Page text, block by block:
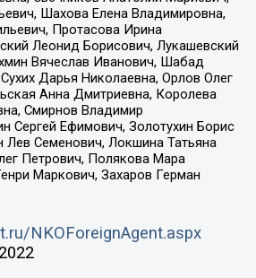
Шахова Елена Владимировна,
Протасова Ирина
Леонид Борисович, Лукашевский
Вячеслав Иванович, Шабад
Дарья Николаевна, Орлов Олег
Анна Дмитриевна, Королева
Смирнов Владимир
Сергей Ефимович, Золотухин Борис
Лев Семенович, Локшина Татьяна
Петрович, Полякова Мара
Маркович, Захаров Герман
NKOForeignAgent.aspx